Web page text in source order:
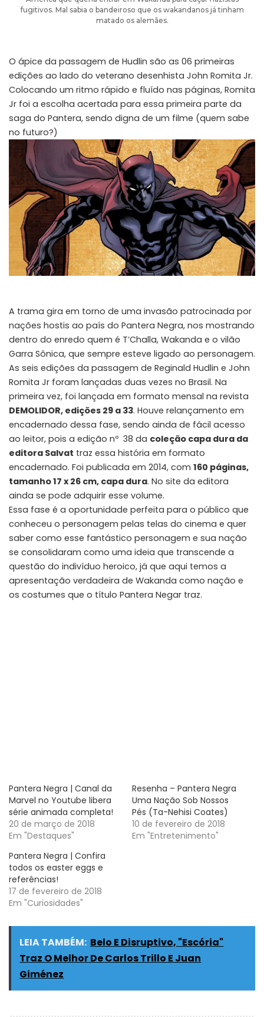
fugitivos. Mal sabia o bandeiroso que os wakandanos já tinham
matado os alemães.
O ápice da passagem de Hudlin são as 06 primeiras
edições ao lado do veterano desenhista John Romita Jr.
Colocando um ritmo rápido e fluído nas páginas, Romita
Jr foi a escolha acertada para essa primeira parte da
saga do Pantera, sendo digna de um filme (quem sabe
no futuro?)
A trama gira em torno de uma invasão patrocinada por
nações hostis ao país do Pantera Negra, nos mostrando
dentro do enredo quem é T’Challa, Wakanda e o vilão
Garra Sônica, que sempre esteve ligado ao personagem.
As seis edições da passagem de Reginald Hudlin e John
Romita Jr foram lançadas duas vezes no Brasil. Na
primeira vez, foi lançada em formato mensal na revista
DEMOLIDOR, edições 29 a 33. Houve relançamento em
encadernado dessa fase, sendo ainda de fácil acesso
ao leitor, pois a edição nº 38 da coleção capa dura da
editora Salvat traz essa história em formato
encadernado. Foi publicada em 2014, com 160 páginas,
tamanho17 x 26 cm, capa dura. No site da editora
ainda se pode adquirir esse volume.
Essa fase é a oportunidade perfeita para o público que
conheceu o personagem pelas telas do cinema e quer
saber como esse fantástico personagem e sua nação
se consolidaram como uma ideia que transcende a
questão do indivíduo heroico, já que aqui temos a
apresentação verdadeira de Wakanda como nação e
os costumes que o título Pantera Negar traz.
Pantera Negra | Canal da
Marvel no Youtube libera
série animada completa!
20 de março de 2018
Em "Destaques"
Resenha – Pantera Negra
Uma Nação Sob Nossos
Pés (Ta-Nehisi Coates)
10 de fevereiro de 2018
Em "Entretenimento"
Pantera Negra | Confira
todos os easter eggs e
referências!
17 de fevereiro de 2018
Em "Curiosidades"
LEIA TAMBÉM: Belo E Disruptivo, "Escória"
Traz O Melhor De Carlos Trillo E Juan
Giménez